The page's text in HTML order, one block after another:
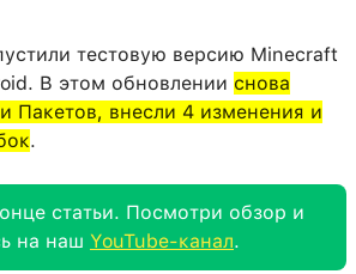
тестовую версию Minecraft
В этом обновлении снова
Пакетов, внесли 4 изменения и
.
статьи. Посмотри обзор и
на наш YouTube-канал.